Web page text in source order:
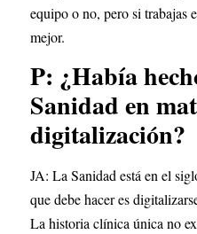
equipo o no, pero si trabajas
mejor.
P: ¿Había
Sanidad en
digitalización?
JA: La Sanidad está en el
que debe hacer es
La historia clínica única no